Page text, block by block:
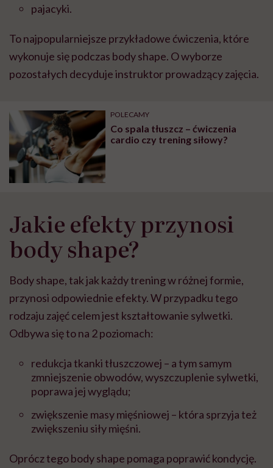
pajacyki.
To najpopularniejsze przykładowe ćwiczenia, które
wykonuje się podczas body shape. O wyborze
pozostałych decyduje instruktor prowadzący zajęcia.
POLECAMY
Co spala tłuszcz – ćwiczenia
cardio czy trening siłowy?
Jakie efekty przynosi
body shape?
Body shape, tak jak każdy trening w różnej formie,
przynosi odpowiednie efekty. W przypadku tego
rodzaju zajęć celem jest kształtowanie sylwetki.
Odbywa się to na 2 poziomach:
redukcja tkanki tłuszczowej – a tym samym
zmniejszenie obwodów, wyszczuplenie sylwetki,
poprawa jej wyglądu;
zwiększenie masy mięśniowej – która sprzyja też
zwiększeniu siły mięśni.
Oprócz tego body shape pomaga poprawić kondycję.